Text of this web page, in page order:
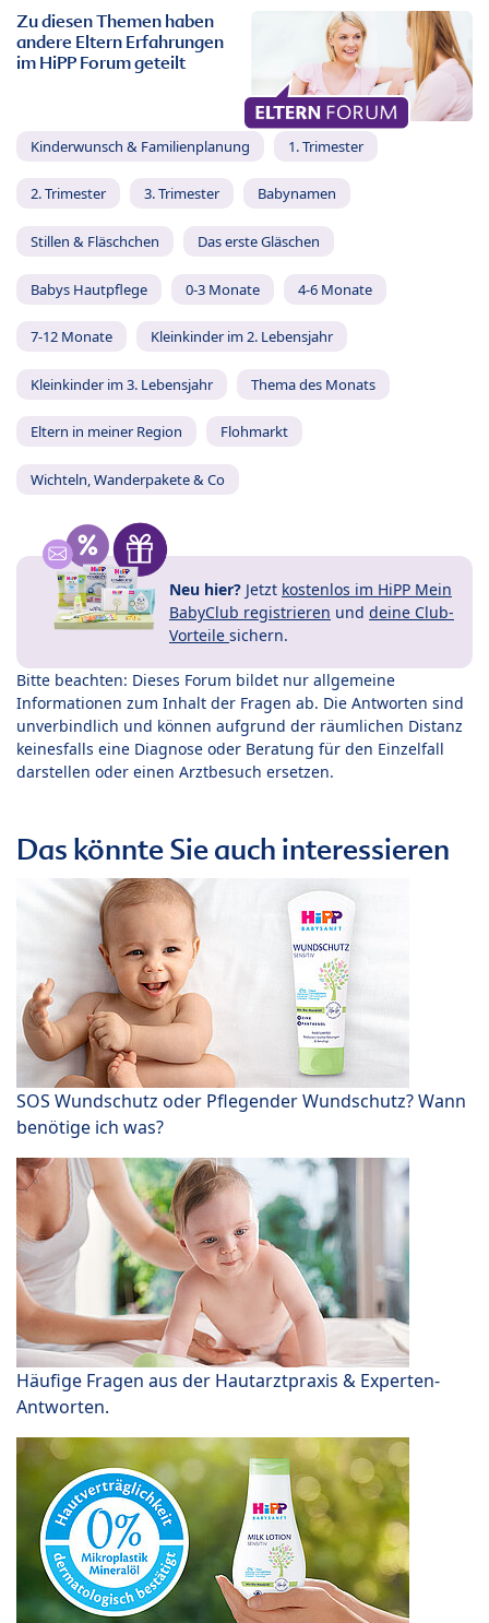
Zu diesen Themen haben
andere Eltern Erfahrungen
im HiPP Forum geteilt
Kinderwunsch & Familienplanung 1. Trimester
2. Trimester 3. Trimester Babynamen
Stillen & Fläschchen Das erste Gläschen
Babys Hautpflege 0-3 Monate 4-6 Monate
7-12 Monate Kleinkinder im 2. Lebensjahr
Kleinkinder im 3. Lebensjahr Thema des Monats
Eltern in meiner Region Flohmarkt
Wichteln, Wanderpakete & Co
Neu hier? Jetzt kostenlos im HiPP Mein
BabyClub registrieren und deine Club-
Vorteile sichern.
Bitte beachten: Dieses Forum bildet nur allgemeine
Informationen zum Inhalt der Fragen ab. Die Antworten sind
unverbindlich und können aufgrund der räumlichen Distanz
keinesfalls eine Diagnose oder Beratung für den Einzelfall
darstellen oder einen Arztbesuch ersetzen.
Das könnte Sie auch interessieren
SOS Wundschutz oder Pflegender Wundschutz? Wann
benötige ich was?
Häufige Fragen aus der Hautarztpraxis & Experten-
Antworten.